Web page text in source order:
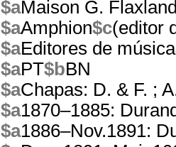
$aMaison G.
$aAmphion$c(editor
$aEditores de música
$aPT$bBN
$aChapas: D. & F. ;
$a1870–1885:
$a1886–Nov.1891: